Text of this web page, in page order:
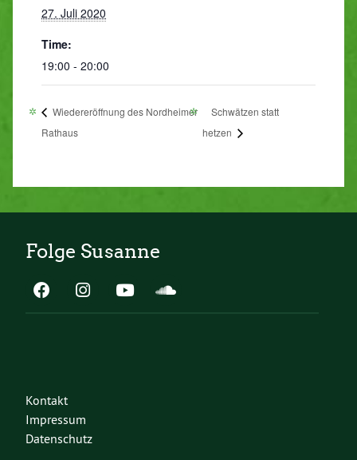
27. Juli 2020
Time:
19:00 - 20:00
Wiedereröffnung des Nordheimer
Rathaus
Schwätzen statt
hetzen
Folge Susanne
Kontakt
Impressum
Datenschutz